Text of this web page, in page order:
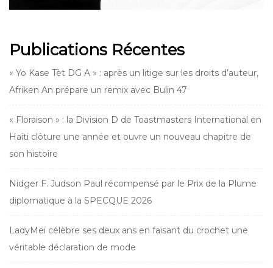
Publications Récentes
« Yo Kase Tèt DG A » : après un litige sur les droits d’auteur,
Afriken An prépare un remix avec Bulin 47
« Floraison » : la Division D de Toastmasters International en
Haïti clôture une année et ouvre un nouveau chapitre de
son histoire
Nidger F. Judson Paul récompensé par le Prix de la Plume
diplomatique à la SPECQUE 2026
LadyMeï célèbre ses deux ans en faisant du crochet une
véritable déclaration de mode